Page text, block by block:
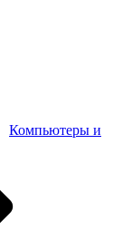
Компьютеры и